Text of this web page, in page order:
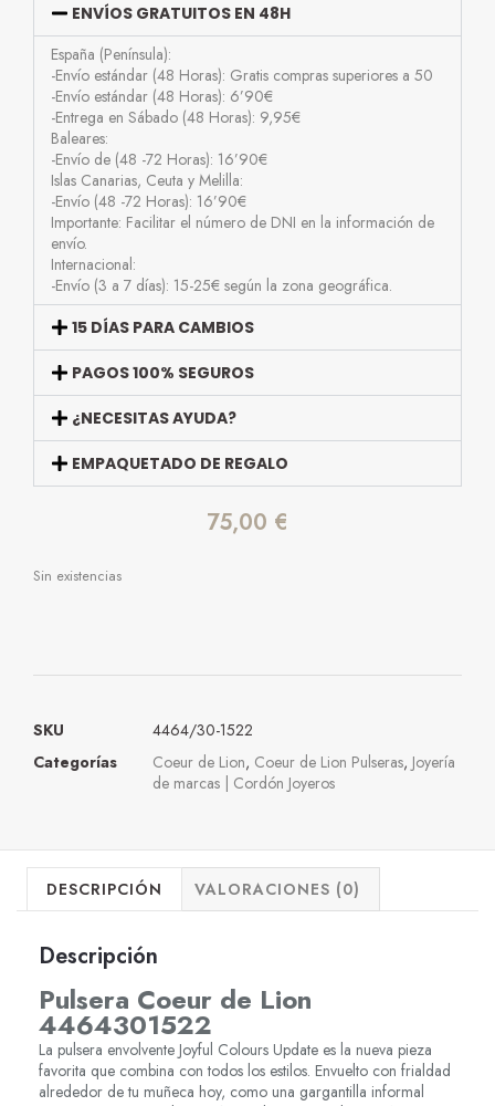
ENVÍOS GRATUITOS EN 48H
España (Península):
-Envío estándar (48 Horas): Gratis compras superiores a 50
-Envío estándar (48 Horas): 6’90€
-Entrega en Sábado (48 Horas): 9,95€
Baleares:
-Envío de (48 -72 Horas): 16’90€
Islas Canarias, Ceuta y Melilla:
-Envío (48 -72 Horas): 16’90€
Importante: Facilitar el número de DNI en la información de
envío.
Internacional:
-Envío (3 a 7 días): 15-25€ según la zona geográfica.
15 DÍAS PARA CAMBIOS
PAGOS 100% SEGUROS
¿NECESITAS AYUDA?
EMPAQUETADO DE REGALO
75,00 €
Sin existencias
SKU
4464/30-1522
Categorías
Coeur de Lion, Coeur de Lion Pulseras, Joyería
de marcas | Cordón Joyeros
DESCRIPCIÓN VALORACIONES (0)
Descripción
Pulsera Coeur de Lion
4464301522
La pulsera envolvente Joyful Colours Update es la nueva pieza
favorita que combina con todos los estilos. Envuelto con frialdad
alrededor de tu muñeca hoy, como una gargantilla informal